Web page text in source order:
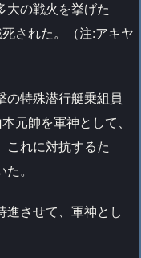
大の戦火を挙げた
された。（注:アキヤ
の特殊潜行艇乗組員
元帥を軍神として、
これに対抗するた
。
進させて、軍神とし